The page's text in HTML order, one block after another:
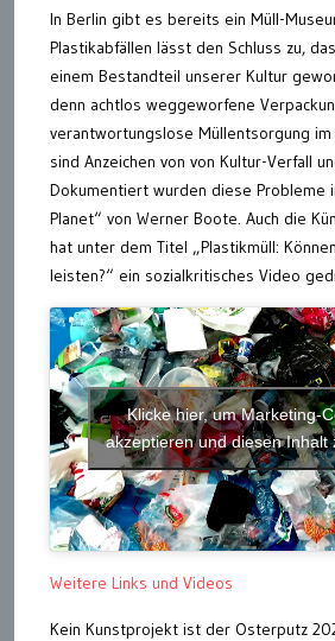
In Berlin gibt es bereits ein Müll-
Plastikabfällen lässt den Schluss zu,
einem Bestandteil unserer Kultur
denn achtlos weggeworfene
verantwortungslose Müllentsorgung
sind Anzeichen von von Kultur-Verfall
Dokumentiert wurden diese Probleme
Planet“ von Werner Boote. Auch die
hat unter dem Titel „Plastikmüll:
leisten?“ ein sozialkritisches Video
Klicke hier, um Marketing-
akzeptieren und diesen Inhalt
Weitere Links und Videos
Kein Kunstprojekt ist der Osterputz